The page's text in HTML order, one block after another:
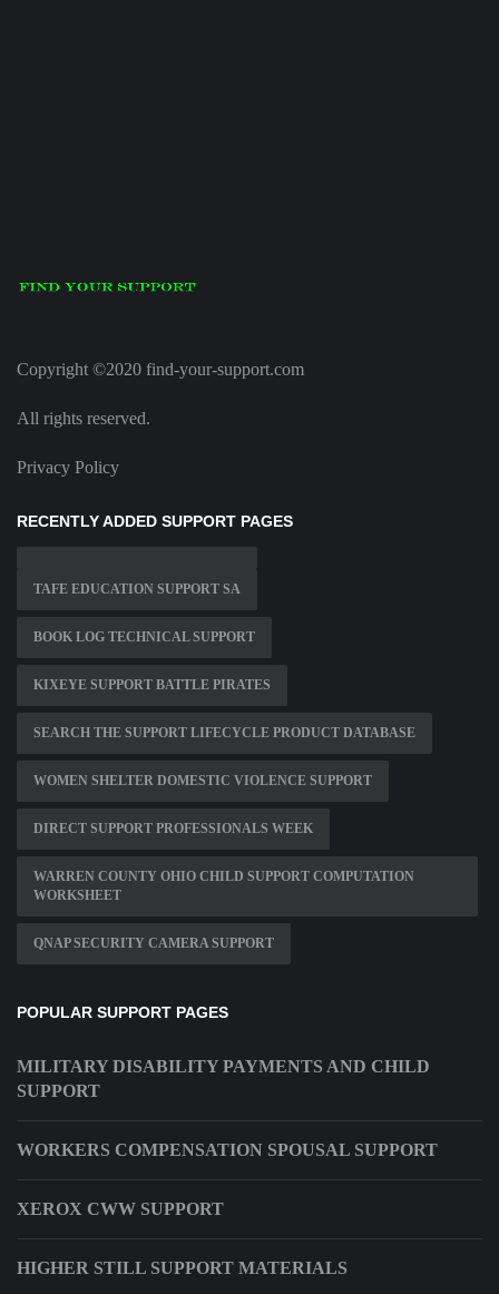
Copyright ©2020 find-your-support.com
All rights reserved.
Privacy Policy
RECENTLY ADDED SUPPORT PAGES
TAFE EDUCATION SUPPORT SA
BOOK LOG TECHNICAL SUPPORT
KIXEYE SUPPORT BATTLE PIRATES
SEARCH THE SUPPORT LIFECYCLE PRODUCT DATABASE
WOMEN SHELTER DOMESTIC VIOLENCE SUPPORT
DIRECT SUPPORT PROFESSIONALS WEEK
WARREN COUNTY OHIO CHILD SUPPORT COMPUTATION
WORKSHEET
QNAP SECURITY CAMERA SUPPORT
POPULAR SUPPORT PAGES
MILITARY DISABILITY PAYMENTS AND CHILD
SUPPORT
WORKERS COMPENSATION SPOUSAL SUPPORT
XEROX CWW SUPPORT
HIGHER STILL SUPPORT MATERIALS